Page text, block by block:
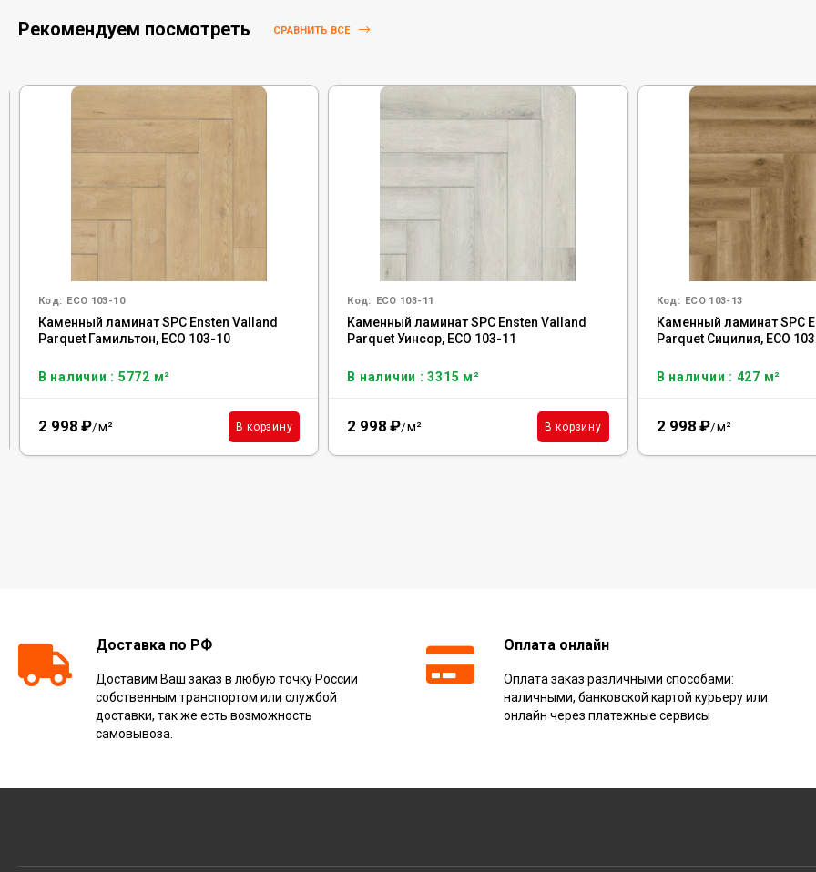
Рекомендуем посмотреть СРАВНИТЬ ВСЕ
Код: ECO 103-10
Каменный ламинат SPC Ensten Valland
Parquet Гамильтон, ECO 103-10
В наличии : 5772 м²
2 998 ₽/м² В корзину
Код: ECO 103-11
Каменный ламинат SPC Ensten Valland
Parquet Уинсор, ECO 103-11
В наличии : 3315 м²
2 998 ₽/м² В корзину
Код: ECO 103-13
Каменный ламинат SPC
Parquet Сицилия, ECO
В наличии : 427 м²
2 998 ₽/м²
Доставка по РФ
Доставим Ваш заказ в любую точку России
собственным транспортом или службой
доставки, так же есть возможность
самовывоза.
Оплата онлайн
Оплата заказ различными способами:
наличными, банковской картой курьеру или
онлайн через платежные сервисы